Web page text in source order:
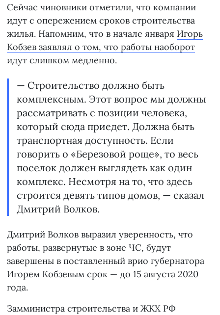
Сейчас чиновники отметили, что компании
идут с опережением сроков строительства
жилья. Напомним, что в начале января Игорь
Кобзев заявлял о том, что работы наоборот
идут слишком медленно.
— Строительство должно быть
комплексным. Этот вопрос мы должны
рассматривать с позиции человека,
который сюда приедет. Должна быть
транспортная доступность. Если
говорить о «Березовой роще», то весь
поселок должен выглядеть как один
комплекс. Несмотря на то, что здесь
строится девять типов домов, — сказал
Дмитрий Волков.
Дмитрий Волков выразил уверенность, что
работы, развернутые в зоне ЧС, будут
завершены в поставленный врио губернатора
Игорем Кобзевым срок — до 15 августа 2020
года.
Замминистра строительства и ЖКХ РФ